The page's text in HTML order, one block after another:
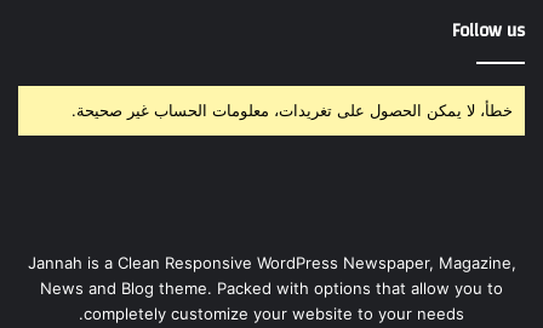
Follow us
خطأ، لا يمكن الحصول على تغريدات، معلومات الحساب غير صحيحة.
Jannah is a Clean Responsive WordPress Newspaper, Magazine,
News and Blog theme. Packed with options that allow you to
completely customize your website to your needs.